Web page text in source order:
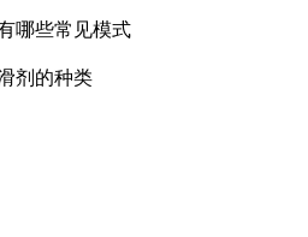
哪些常见模式
剂的种类